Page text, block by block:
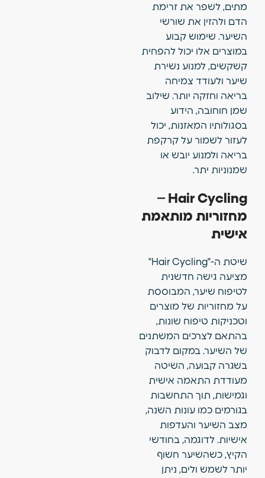
מתים, לשפר את זרימת
הדם ולהזין את שורשי
השיער. שימוש קבוע
במוצרים אלו יכול להפחית
קשקשים, למנוע נשירת
שיער ולעודד צמיחה
בריאה וחזקה יותר. שילוב
שמן חוחובה, הידוע
בסגולותיו המאזנות, יכול
לעזור לשמור על קרקפת
בריאה ולמנוע יובש או
שמנוניות יתר.
Hair Cycling –
מחזוריות מותאמת
אישית
שיטת ה-"Hair Cycling"
מציעה גישה חדשנית
לטיפוח שיער, המבוססת
על מחזוריות של מוצרים
וטכניקות טיפוח שונות,
בהתאם לצרכים המשתנים
של השיער. במקום לדבוק
בשגרה קבועה, השיטה
מעודדת התאמה אישית
וגמישות, תוך התחשבות
בגורמים כמו עונות השנה,
מצב השיער והעדפות
אישיות. לדוגמה, בחודשי
הקיץ, כשהשיער חשוף
יותר לשמש ולים, ניתן